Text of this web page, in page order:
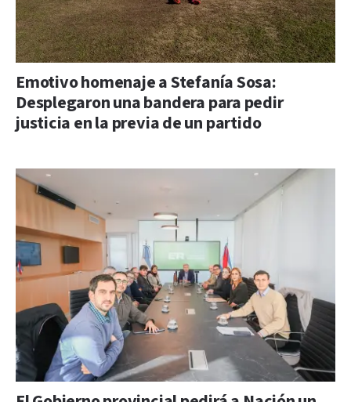
Emotivo homenaje a Stefanía Sosa:
Desplegaron una bandera para pedir
justicia en la previa de un partido